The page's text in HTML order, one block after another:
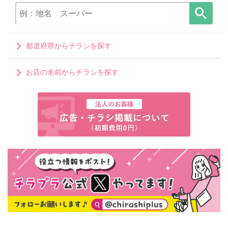
都道府県からチラシを探す
お店の名前からチラシを探す